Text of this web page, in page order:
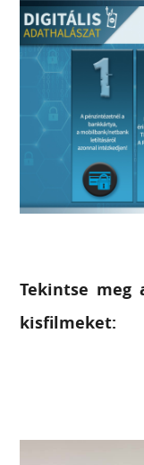
Tekintse meg
kisfilmeket: